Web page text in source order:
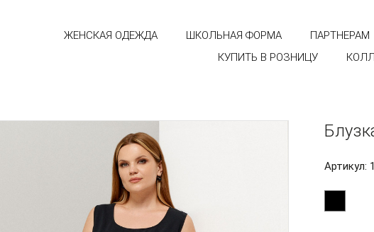
ЖЕНСКАЯ ОДЕЖДА ШКОЛЬНАЯ ФОРМА ПАРТНЕРАМ
КУПИТЬ В РОЗНИЦУ
Артикул: